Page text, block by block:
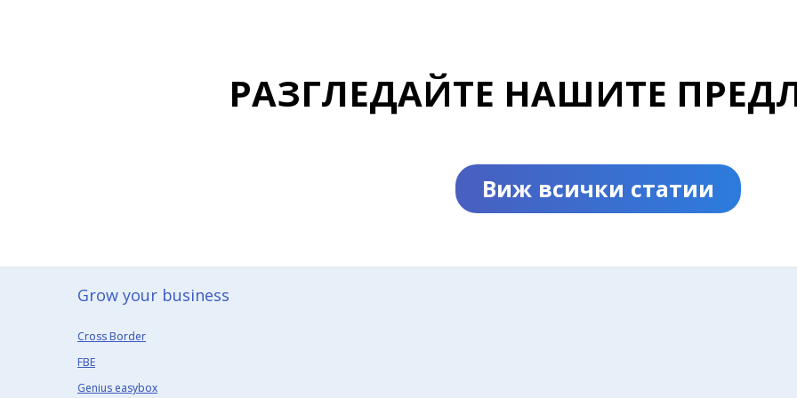
РАЗГЛЕДАЙТЕ НАШИТЕ
Виж всички статии
Grow your business​
Cross Border
FBE
Genius easybox